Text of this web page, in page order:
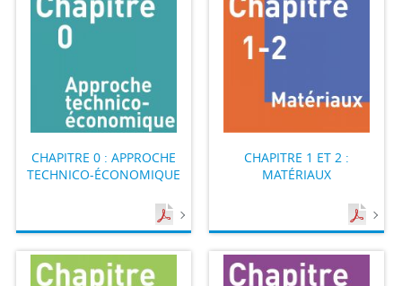
CHAPITRE 0 : APPROCHE
TECHNICO-ÉCONOMIQUE
CHAPITRE 1 ET 2 :
MATÉRIAUX